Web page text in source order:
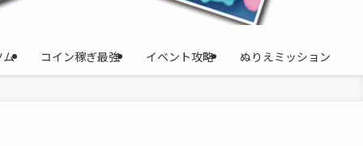
ム コイン稼ぎ最強 イベント攻略 ぬりえミッション